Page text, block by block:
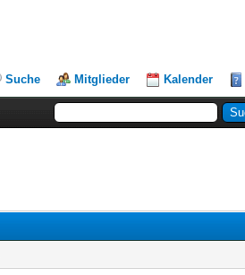
Suche Mitglieder Kalender